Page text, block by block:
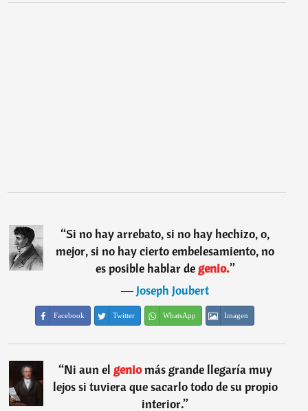
“Si no hay arrebato, si no hay hechizo, o,
mejor, si no hay cierto embelesamiento, no
es posible hablar degenio.”
―Joseph Joubert
Facebook Twitter WhatsApp Imagen
“Ni aun el geniomás grande llegaría muy
lejos si tuviera que sacarlo todo de su propio
interior.”